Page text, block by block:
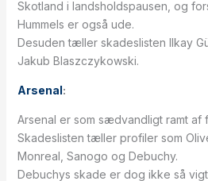
Skotland i landsholdspausen, og
Hummels er også ude.
Desuden tæller skadeslisten Ilkay
Jakub Blaszczykowski.
Arsenal:
Arsenal er som sædvandligt ramt af
Skadeslisten tæller profiler som
Monreal, Sanogo og Debuchy.
Debuchys skade er dog ikke så